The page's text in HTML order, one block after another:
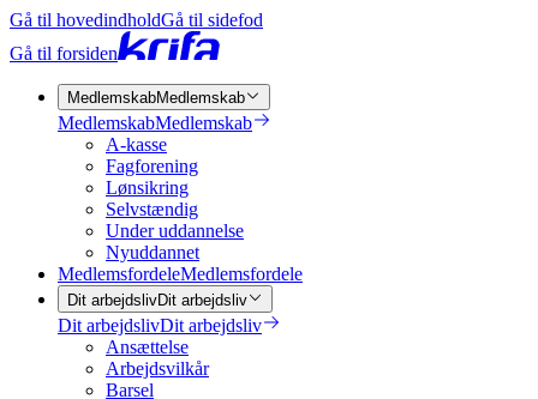
Gå til hovedindholdGå til sidefod
Gå til forsiden
MedlemskabMedlemskab
MedlemskabMedlemskab
A-kasse
Fagforening
Lønsikring
Selvstændig
Under uddannelse
Nyuddannet
MedlemsfordeleMedlemsfordele
Dit arbejdslivDit arbejdsliv
Dit arbejdslivDit arbejdsliv
Ansættelse
Arbejdsvilkår
Barsel